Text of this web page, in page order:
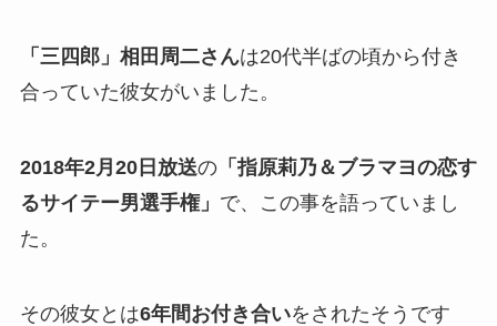
「三四郎」相田周二さんは20代半ばの頃から付き
合っていた彼女がいました。
2018年2月20日放送の「指原莉乃＆ブラマヨの恋す
るサイテー男選手権」 で、この事を語っていまし
た。
その彼女とは6年間お付き合いをされたそうです